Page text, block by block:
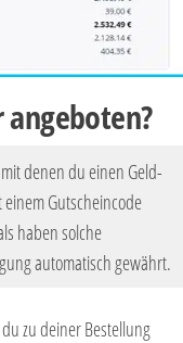
denen du einen Geld-
Gutscheincode
haben solche
automatisch gewährt.
zu deiner Bestellung